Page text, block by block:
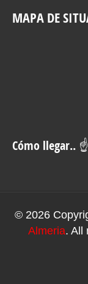
MAPA DE
Cómo llegar.. ☝
© 2026
Almeria. All